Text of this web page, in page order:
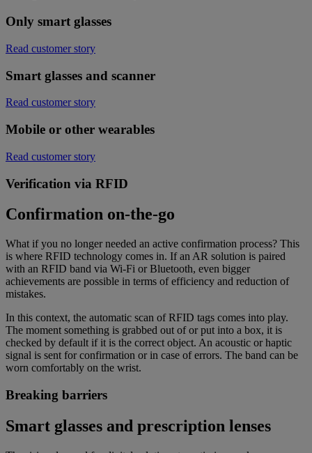
Only smart glasses
Read customer story
Smart glasses and scanner
Read customer story
Mobile or other wearables
Read customer story
Verification via RFID
Confirmation on-the-go
What if you no longer needed an active confirmation process? This
is where RFID technology comes in. If an AR solution is paired
with an RFID band via Wi-Fi or Bluetooth, even bigger
achievements are possible in terms of efficiency and reduction of
mistakes.
In this context, the automatic scan of RFID tags comes into play.
The moment something is grabbed out of or put into a box, it is
checked by default if it is the correct object. An acoustic or haptic
signal is sent for confirmation or in case of errors. The band can be
worn comfortably on the wrist.
Breaking barriers
Smart glasses and prescription lenses